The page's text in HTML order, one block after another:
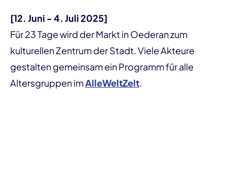
[12. Juni - 4. Juli 2025]
Für 23 Tage wird der Markt in Oederan zum
kulturellen Zentrum der Stadt. Viele Akteure
gestalten gemeinsam ein Programm für alle
Altersgruppen imAlleWeltZelt.